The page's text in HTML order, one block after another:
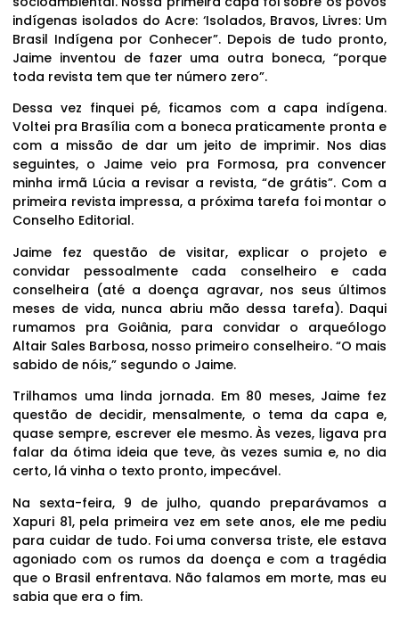
indígenas isolados do Acre: ‘Isolados, Bravos, Livres: Um
Brasil Indígena por Conhecer”. Depois de tudo pronto,
Jaime inventou de fazer uma outra boneca, “porque
toda revista tem que ter número zero”.
Dessa vez finquei pé, ficamos com a capa indígena.
Voltei pra Brasília com a boneca praticamente pronta e
com a missão de dar um jeito de imprimir. Nos dias
seguintes, o Jaime veio pra Formosa, pra convencer
minha irmã Lúcia a revisar a revista, “de grátis”. Com a
primeira revista impressa, a próxima tarefa foi montar o
Conselho Editorial.
Jaime fez questão de visitar, explicar o projeto e
convidar pessoalmente cada conselheiro e cada
conselheira (até a doença agravar, nos seus últimos
meses de vida, nunca abriu mão dessa tarefa). Daqui
rumamos pra Goiânia, para convidar o arqueólogo
Altair Sales Barbosa, nosso primeiro conselheiro. “O mais
sabido de nóis,” segundo o Jaime.
Trilhamos uma linda jornada. Em 80 meses, Jaime fez
questão de decidir, mensalmente, o tema da capa e,
quase sempre, escrever ele mesmo. Às vezes, ligava pra
falar da ótima ideia que teve, às vezes sumia e, no dia
certo, lá vinha o texto pronto, impecável.
Na sexta-feira, 9 de julho, quando preparávamos a
Xapuri 81, pela primeira vez em sete anos, ele me pediu
para cuidar de tudo. Foi uma conversa triste, ele estava
agoniado com os rumos da doença e com a tragédia
que o Brasil enfrentava. Não falamos em morte, mas eu
sabia que era o fim.